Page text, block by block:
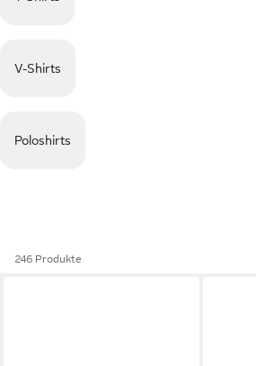
V-Shirts
Poloshirts
246 Produkte